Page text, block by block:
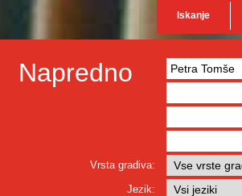
Iskanje
Napredno
Vrsta gradiva:
Jezik: